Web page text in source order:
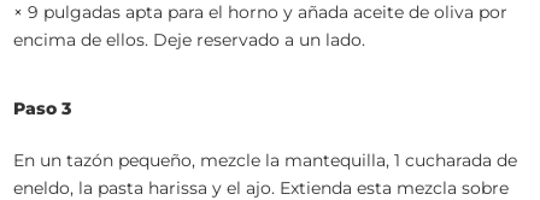
× 9 pulgadas apta para el horno y añada aceite de oliva por
encima de ellos. Deje reservado a un lado.
Paso 3
En un tazón pequeño, mezcle la mantequilla, 1 cucharada de
eneldo, la pasta harissa y el ajo. Extienda esta mezcla sobre